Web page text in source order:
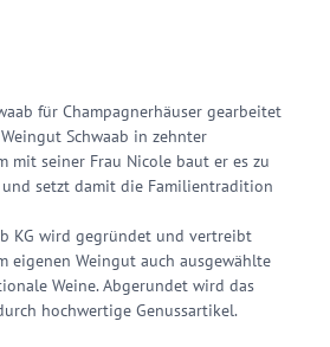
für Champagnerhäuser gearbeitet
Schwaab in zehnter
mit seiner Frau Nicole baut er es zu
setzt damit die Familientradition
KG wird gegründet und vertreibt
eigenen Weingut auch ausgewählte
Weine. Abgerundet wird das
hochwertige Genussartikel.